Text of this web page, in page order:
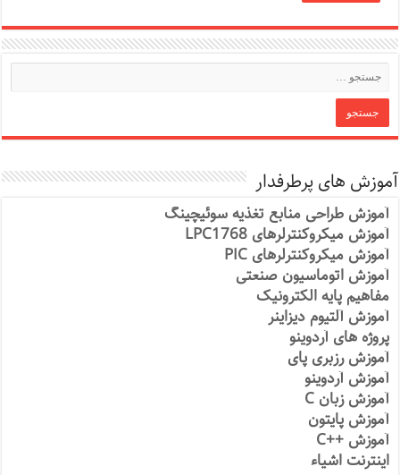
آموزش های پرطرفدار
آموزش طراحی منابع تغذیه سوئیچینگ
آموزش میکروکنترلرهای LPC1768
آموزش میکروکنترلرهای PIC
آموزش اتوماسیون صنعتی
مفاهیم پایه الکترونیک
آموزش آلتیوم دیزاینر
پروژه های آردوینو
آموزش رزبری پای
آموزش آردوینو
آموزش زبان C
آموزش پایتون
آموزش ++C
اینترنت اشیاء